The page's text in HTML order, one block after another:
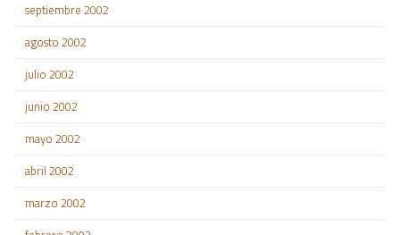
septiembre 2002
agosto 2002
julio 2002
junio 2002
mayo 2002
abril 2002
marzo 2002